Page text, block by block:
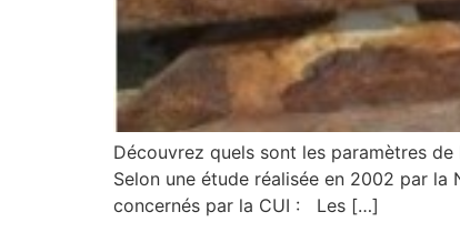
Découvrez quels sont les paramètres
Selon une étude réalisée en 2002 par
concernés par la CUI : Les […]